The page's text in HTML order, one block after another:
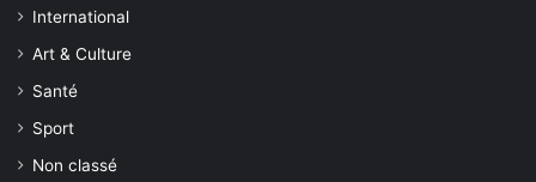
International
Art & Culture
Santé
Sport
Non classé